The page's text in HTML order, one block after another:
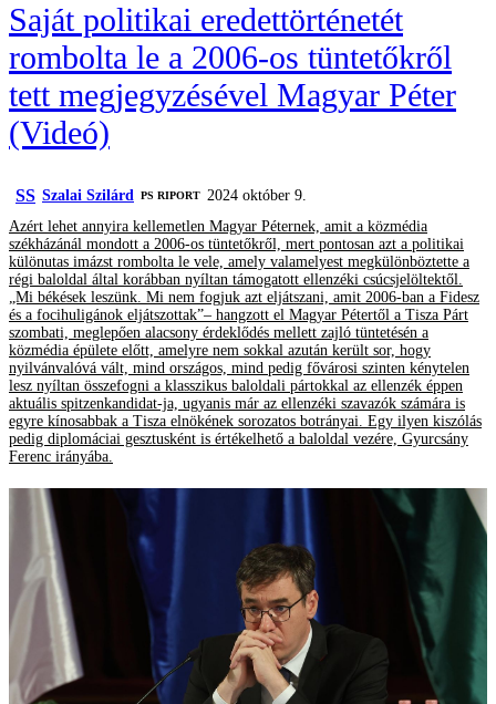
Saját politikai eredettörténetét
rombolta le a 2006-os tüntetőkről
tett megjegyzésével Magyar Péter
(Videó)
SS Szalai Szilárd ‎PS RIPORT
2024 október 9.
Azért lehet annyira kellemetlen Magyar Péternek, amit a közmédia
székházánál mondott a 2006-os tüntetőkről, mert pontosan azt a politikai
különutas imázst rombolta le vele, amely valamelyest megkülönböztette a
régi baloldal által korábban nyíltan támogatott ellenzéki csúcsjelöltektől.
„Mi békések leszünk. Mi nem fogjuk azt eljátszani, amit 2006-ban a Fidesz
és a focihuligánok eljátszottak”– hangzott el Magyar Pétertől a Tisza Párt
szombati, meglepően alacsony érdeklődés mellett zajló tüntetésén a
közmédia épülete előtt, amelyre nem sokkal azután került sor, hogy
nyilvánvalóvá vált, mind országos, mind pedig fővárosi szinten kénytelen
lesz nyíltan összefogni a klasszikus baloldali pártokkal az ellenzék éppen
aktuális spitzenkandidat-ja, ugyanis már az ellenzéki szavazók számára is
egyre kínosabbak a Tisza elnökének sorozatos botrányai. Egy ilyen kiszólás
pedig diplomáciai gesztusként is értékelhető a baloldal vezére, Gyurcsány
Ferenc irányába.